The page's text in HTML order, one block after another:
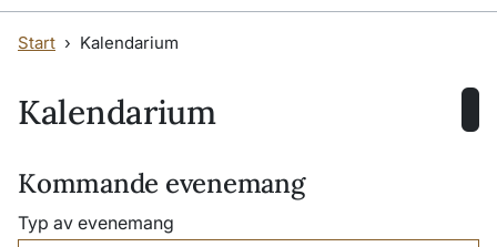
Start Kalendarium
Kalendarium
Kommande evenemang
Typ av evenemang